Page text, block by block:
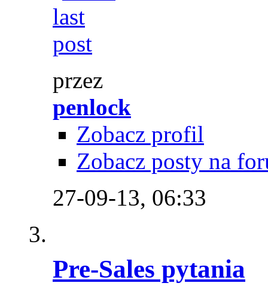
przez
penlock
Zobacz profil
Zobacz posty na
27-09-13, 06:33
Pre-Sales pytania